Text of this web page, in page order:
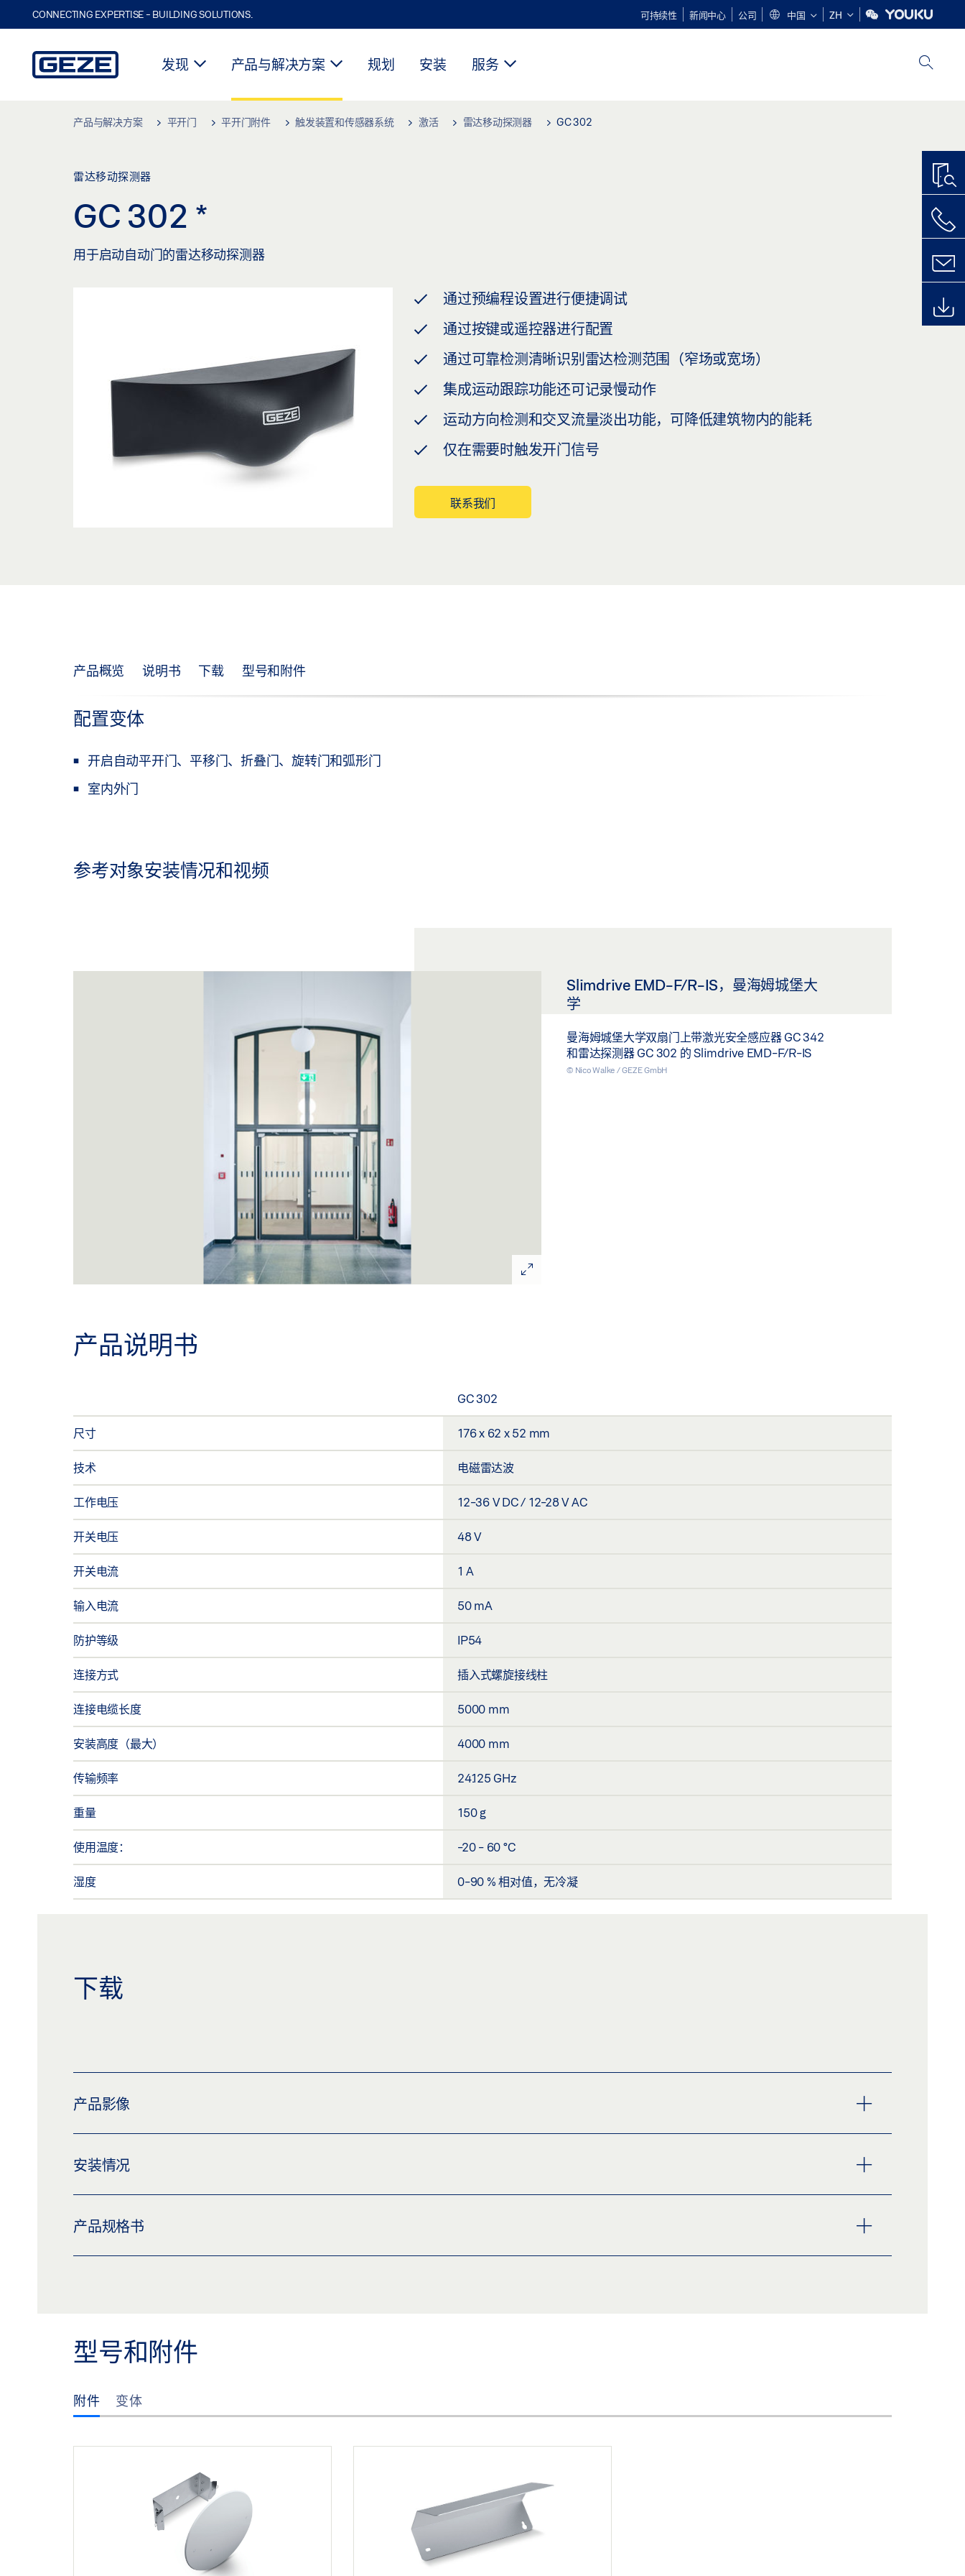
CONNECTING EXPERTISE - BUILDING SOLUTIONS. 可持续性 新闻中心 公司 中国 ZH
发现 产品与解决方案 规划 安装 服务
产品与解决方案 平开门 平开门附件 触发装置和传感器系统 激活 雷达移动探测器 GC 302
雷达移动探测器
GC 302 *
用于启动自动门的雷达移动探测器
通过预编程设置进行便捷调试
通过按键或遥控器进行配置
通过可靠检测清晰识别雷达检测范围（窄场或宽场）
集成运动跟踪功能还可记录慢动作
运动方向检测和交叉流量淡出功能，可降低建筑物内的能耗
仅在需要时触发开门信号
联系我们
产品概览 说明书 下载 型号和附件
配置变体
开启自动平开门、平移门、折叠门、旋转门和弧形门
室内外门
参考对象安装情况和视频
Slimdrive EMD-F/R-IS，曼海姆城堡大
学
曼海姆城堡大学双扇门上带激光安全感应器 GC 342
和雷达探测器 GC 302 的 Slimdrive EMD-F/R-IS
© Nico Walke / GEZE GmbH
产品说明书
GC 302
尺寸 176 x 62 x 52 mm
技术 电磁雷达波
工作电压 12-36 V DC / 12-28 V AC
开关电压 48 V
开关电流 1 A
输入电流 50 mA
防护等级 IP54
连接方式 插入式螺旋接线柱
连接电缆长度 5000 mm
安装高度（最大） 4000 mm
传输频率 24.125 GHz
重量 150 g
使用温度： -20 - 60 °C
湿度 0-90 % 相对值，无冷凝
下载
产品影像
下载 (PNG)
安装情况
下载 (PNG)
产品规格书
型号和附件
附件 变体